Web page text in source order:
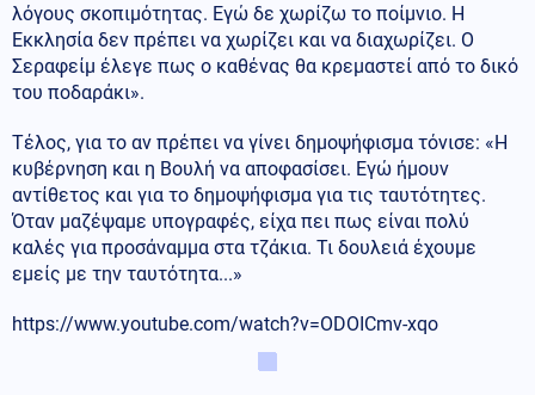
λόγους σκοπιμότητας. Εγώ δε χωρίζω το ποίμνιο. Η
Εκκλησία δεν πρέπει να χωρίζει και να διαχωρίζει. Ο
Σεραφείμ έλεγε πως ο καθένας θα κρεμαστεί από το δικό
του ποδαράκι».
Τέλος, για το αν πρέπει να γίνει δημοψήφισμα τόνισε: «Η
κυβέρνηση και η Βουλή να αποφασίσει. Εγώ ήμουν
αντίθετος και για το δημοψήφισμα για τις ταυτότητες.
Όταν μαζέψαμε υπογραφές, είχα πει πως είναι πολύ
καλές για προσάναμμα στα τζάκια. Τι δουλειά έχουμε
εμείς με την ταυτότητα...»
https://www.youtube.com/watch?v=ODOICmv-xqo